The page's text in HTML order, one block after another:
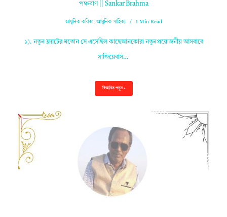
পঞ্চবাণ || Sankar Brahma
আধুনিক কবিতা,আধুনিক সাহিত্য 1 Min Read
১). নতুন ফ্ল্যাটের মতোন সে এসেছিল কাছেআনকোরা নতুনপ্রয়োজনীয় আসবাবে
সাজিয়েবাস…
বিস্তারিত পড়ুন »